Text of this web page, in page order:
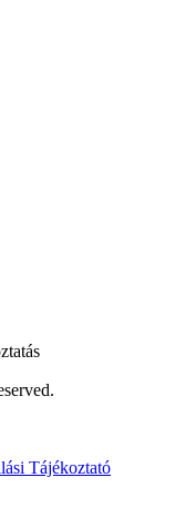
Tájékoztató